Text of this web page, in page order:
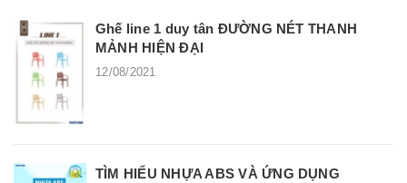
Ghế line 1 duy tân ĐƯỜNG NÉT THANH
MẢNH HIỆN ĐẠI
12/08/2021
TÌM HIỂU NHỰA ABS VÀ ỨNG DỤNG